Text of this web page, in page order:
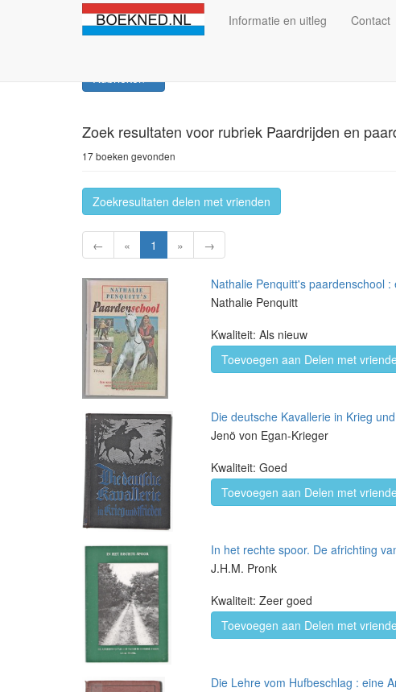
Informatie en uitleg Contact
Rubrieken
Zoek resultaten voor rubriek Paardrijden en
17 boeken gevonden
Zoekresultaten delen met vrienden
← « 1 » →
Nathalie Penquitt's paardenschool
Nathalie Penquitt
Kwaliteit: Als nieuw
Toevoegen aan Delen met
Die deutsche Kavallerie in Krieg
Jenö von Egan-Krieger
Kwaliteit: Goed
Toevoegen aan Delen met
In het rechte spoor. De africhting
J.H.M. Pronk
Kwaliteit: Zeer goed
Toevoegen aan Delen met
Die Lehre vom Hufbeschlag : eine